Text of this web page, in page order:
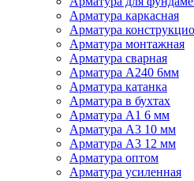
Арматура каркасная
Арматура
Арматура монтажная
Арматура сварная
Арматура А240 6мм
Арматура катанка
Арматура в бухтах
Арматура А1 6 мм
Арматура А3 10 мм
Арматура А3 12 мм
Арматура оптом
Арматура усиленная